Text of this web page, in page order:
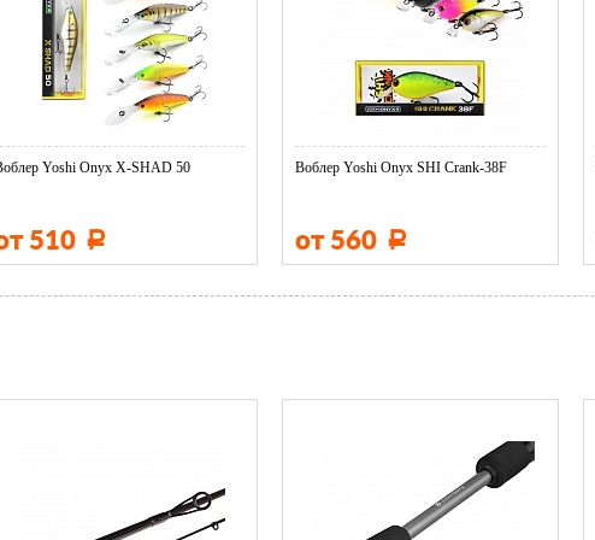
Yoshi Onyx X-SHAD 50
510 Р
Воблер Yoshi Onyx SHI Crank-38F
от 560 Р